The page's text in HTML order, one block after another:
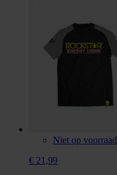
Niet op voorraad
€ 21,99